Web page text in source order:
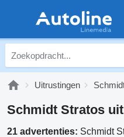
Uitrustingen
Schmidt Stratos
21 advertenties: Schmidt